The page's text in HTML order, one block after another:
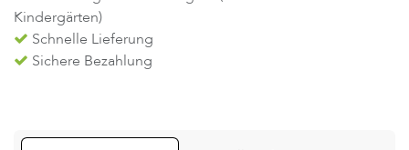
Kindergärten)
Schnelle Lieferung
Sichere Bezahlung